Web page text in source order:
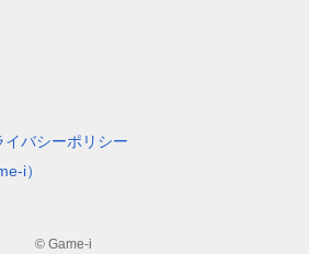
バシーポリシー
i）
© Game-i